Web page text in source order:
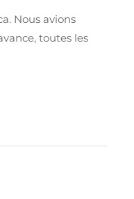
Nous avions
toutes les